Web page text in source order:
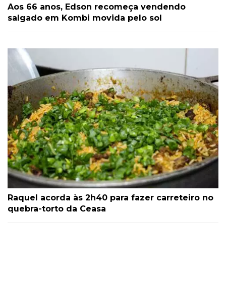
Aos 66 anos, Edson recomeça vendendo
salgado em Kombi movida pelo sol
Raquel acorda às 2h40 para fazer carreteiro no
quebra-torto da Ceasa